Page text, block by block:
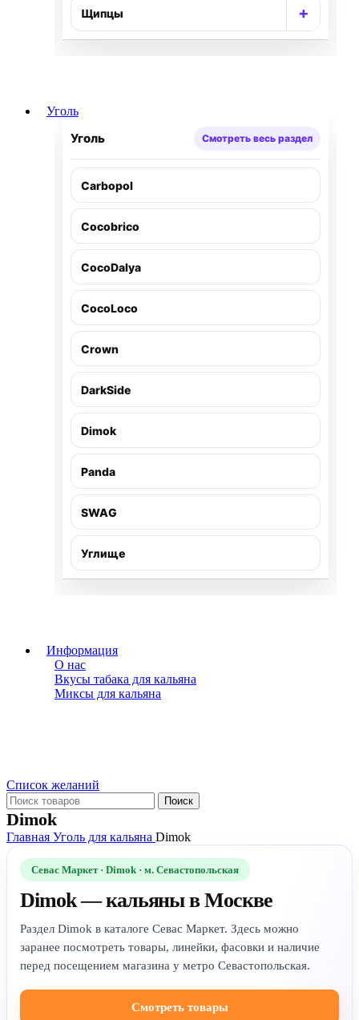
Щипцы +
Уголь
Уголь Смотреть весь раздел
Carbopol
Cocobrico
CocoDalya
CocoLoco
Crown
DarkSide
Dimok
Panda
SWAG
Углище
Информация
О нас
Вкусы табака для кальяна
Миксы для кальяна
Список желаний
Поиск
Dimok
Главная Уголь для кальяна Dimok
Севас Маркет · Dimok · м. Севастопольская
Dimok — кальяны в Москве
Раздел Dimok в каталоге Севас Маркет. Здесь можно
заранее посмотреть товары, линейки, фасовки и наличие
перед посещением магазина у метро Севастопольская.
Смотреть товары